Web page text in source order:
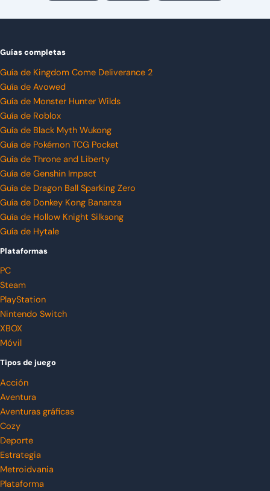
Guías completas
Guía de Kingdom Come Deliverance 2
Guía de Avowed
Guía de Monster Hunter Wilds
Guía de Roblox
Guía de Black Myth Wukong
Guía de Pokémon TCG Pocket
Guía de Throne and Liberty
Guía de Genshin Impact
Guía de Dragon Ball Sparking Zero
Guía de Donkey Kong Bananza
Guía de Hollow Knight Silksong
Guía de Hytale
Plataformas
PC
Steam
PlayStation
Nintendo Switch
XBOX
Móvil
Tipos de juego
Acción
Aventura
Aventuras gráficas
Cozy
Deporte
Estrategia
Metroidvania
Plataforma